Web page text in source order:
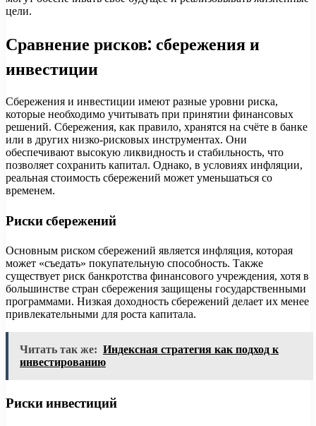
цели.
Сравнение рисков: сбережения и
инвестиции
Сбережения и инвестиции имеют разные уровни риска,
которые необходимо учитывать при принятии финансовых
решений. Сбережения, как правило, хранятся на счёте в банке
или в других низко-рисковых инструментах. Они
обеспечивают высокую ликвидность и стабильность, что
позволяет сохранить капитал. Однако, в условиях инфляции,
реальная стоимость сбережений может уменьшаться со
временем.
Риски сбережений
Основным риском сбережений является инфляция, которая
может «съедать» покупательную способность. Также
существует риск банкротства финансового учреждения, хотя в
большинстве стран сбережения защищены государственными
программами. Низкая доходность сбережений делает их менее
привлекательными для роста капитала.
Читать так же: Индексная стратегия как подход к
инвестированию
Риски инвестиций